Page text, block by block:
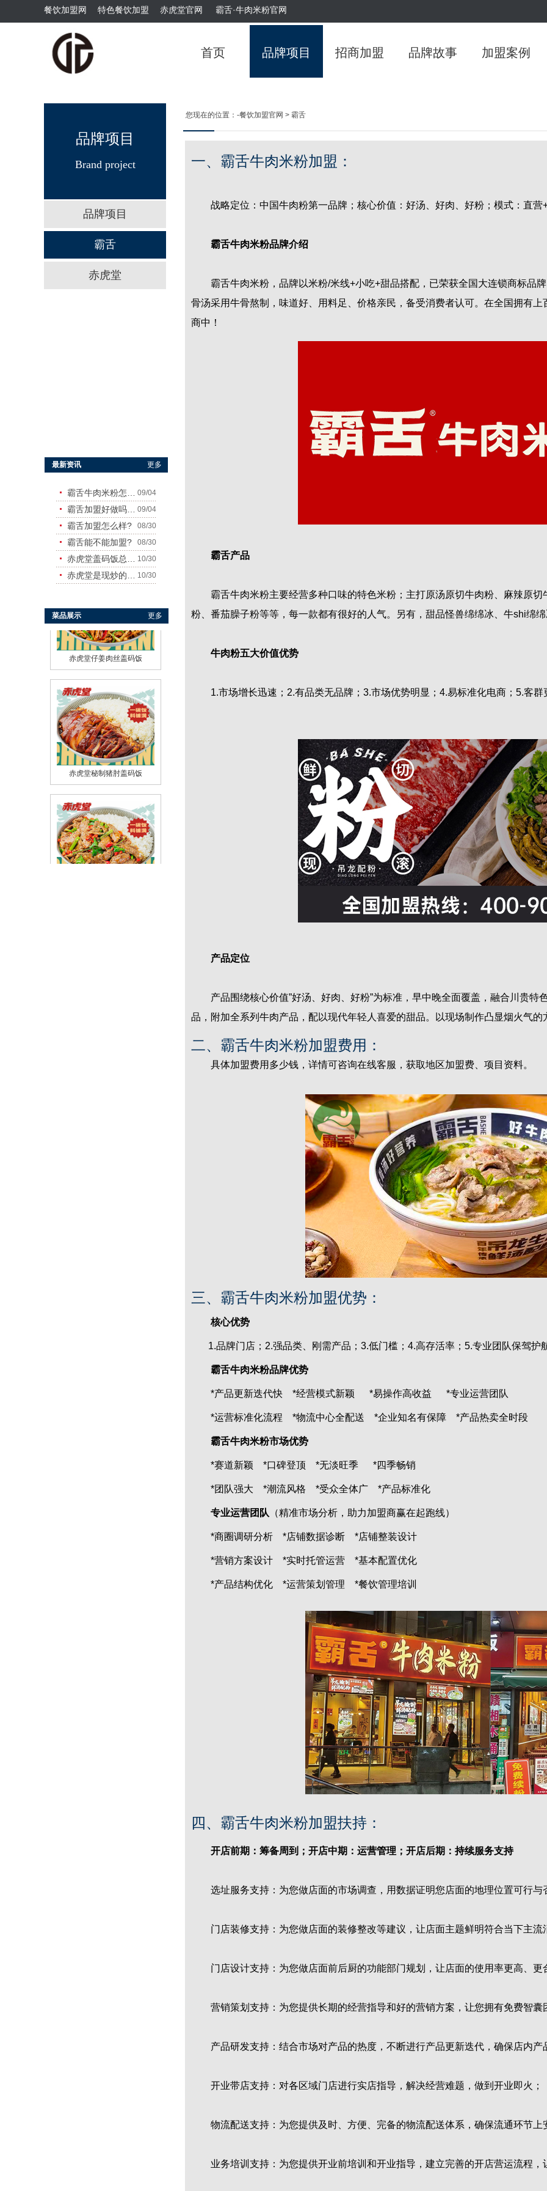
首页 品牌项目 招商加盟 品牌故事 加盟案例
餐饮加盟网 特色餐饮加盟 赤虎堂官网 霸舌·牛肉米粉官网
您现在的位置： -餐饮加盟官网 > 霸舌
最新资讯 更多
09/04
09/04
霸舌加盟怎么样? 08/30
霸舌能不能加盟? 08/30
10/30
10/30
菜品展示 更多
霸舌酸汤肥牛粉
霸舌酸菜牛肉米粉
赤虎堂干豆角烧肉盖码饭
赤虎堂仔姜肉丝盖码饭
赤虎堂秘制猪肘盖码饭
品牌项目
Brand project
品牌项目
霸舌
赤虎堂
一、霸舌牛肉米粉加盟：
战略定位：中国牛肉粉第一品牌；核心价值：好汤、好肉、好粉；模式：直营
霸舌牛肉米粉品牌介绍
霸舌牛肉米粉，品牌以米粉/米线+小吃+甜品搭配，已荣获全国大连锁商标品
骨汤采用牛骨熬制，味道好、用料足、价格亲民，备受消费者认可。在全国拥有
商中！
霸舌产品
霸舌牛肉米粉主要经营多种口味的特色米粉；主打原汤原切牛肉粉、麻辣原切
粉、番茄臊子粉等等，每一款都有很好的人气。另有，甜品怪兽绵绵冰、牛shi绵
牛肉粉五大价值优势
1.市场增长迅速；2.有品类无品牌；3.市场优势明显；4.易标准化电商；5.客群
产品定位
产品围绕核心价值”好汤、好肉、好粉”为标准，早中晚全面覆盖，融合川贵特
品，附加全系列牛肉产品，配以现代年轻人喜爱的甜品。以现场制作凸显烟火气
二、霸舌牛肉米粉加盟费用：
具体加盟费用多少钱，详情可咨询在线客服，获取地区加盟费、项目资料。
三、霸舌牛肉米粉加盟优势：
核心优势
1.品牌门店；2.强品类、刚需产品；3.低门槛；4.高存活率；5.专业团队保驾护
霸舌牛肉米粉品牌优势
*产品更新迭代快 *经营模式新颖 *易操作高收益 *专业运营团队
*运营标准化流程 *物流中心全配送 *企业知名有保障 *产品热卖全时段
霸舌牛肉米粉市场优势
*赛道新颖 *口碑登顶 *无淡旺季 *四季畅销
*团队强大 *潮流风格 *受众全体广 *产品标准化
专业运营团队 （精准市场分析，助力加盟商赢在起跑线）
*商圈调研分析 *店铺数据诊断 *店铺整装设计
*营销方案设计 *实时托管运营 *基本配置优化
*产品结构优化 *运营策划管理 *餐饮管理培训
四、霸舌牛肉米粉加盟扶持：
开店前期：筹备周到；开店中期：运营管理；开店后期：持续服务支持
选址服务支持：为您做店面的市场调查，用数据证明您店面的地理位置可行与
门店装修支持：为您做店面的装修整改等建议，让店面主题鲜明符合当下主流
门店设计支持：为您做店面前后厨的功能部门规划，让店面的使用率更高、更
营销策划支持：为您提供长期的经营指导和好的营销方案，让您拥有免费智囊
产品研发支持：结合市场对产品的热度，不断进行产品更新迭代，确保店内产
开业带店支持：对各区域门店进行实店指导，解决经营难题，做到开业即火；
物流配送支持：为您提供及时、方便、完备的物流配送体系，确保流通环节上
业务培训支持：为您提供开业前培训和开业指导，建立完善的开店营运流程，